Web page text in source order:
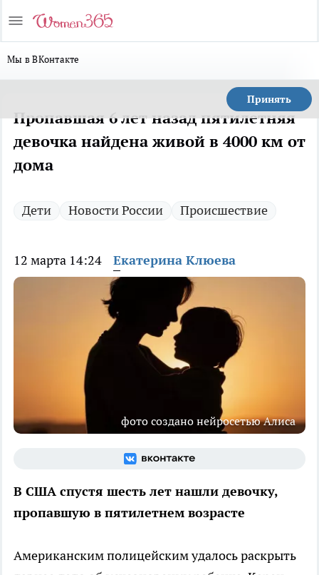
Мы в ВКонтакте
Принять
Пропавшая 6 лет назад пятилетняя
девочка найдена живой в 4000 км от
дома
Дети Новости России Происшествие
12 марта 14:24 Екатерина Клюева
фото создано нейросетью Алиса
В США спустя шесть лет нашли девочку,
пропавшую в пятилетнем возрасте
Американским полицейским удалось раскрыть